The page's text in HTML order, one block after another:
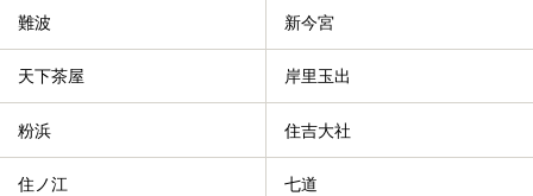
難波 新今宮
天下茶屋 岸里玉出
粉浜 住吉大社
住ノ江 七道